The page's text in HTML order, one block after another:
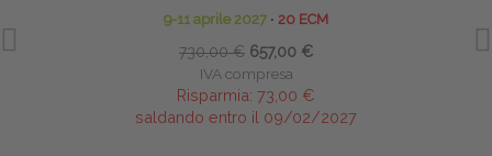
9-11 aprile 2027 ∙ 20 ECM
730,00 € 657,00 €
IVA compresa
Risparmia: 73,00 €
saldando entro il 09/02/2027